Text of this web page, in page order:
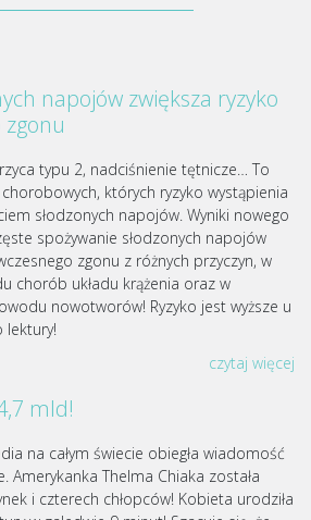
napojów zwiększa ryzyko
typu 2, nadciśnienie tętnicze… To
których ryzyko wystąpienia
słodzonych napojów. Wyniki nowego
spożywanie słodzonych napojów
zgonu z różnych przyczyn, w
chorób układu krążenia oraz w
nowotworów! Ryzyko jest wyższe u
lektury!
czytaj więcej
mld!
na całym świecie obiegła wiadomość
Amerykanka Thelma Chiaka została
i czterech chłopców! Kobieta urodziła